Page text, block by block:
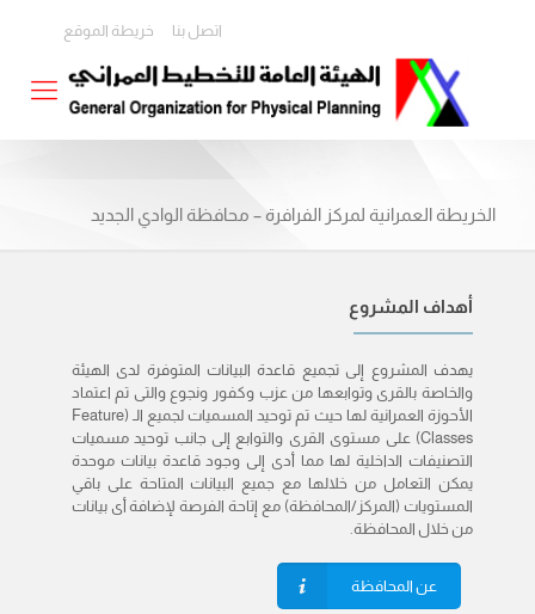
اتصل بنا خريطة الموقع
الخريطة العمرانية لمركز الفرافرة – محافظة الوادي الجديد
أهداف المشروع
يهدف المشروع إلى تجميع قاعدة البيانات المتوفرة لدى الهيئة
والخاصة بالقرى وتوابعها من عزب وكفور ونجوع والتى تم اعتماد
الأحوزة العمرانية لها حيث تم توحيد المسميات لجميع الـ (Feature
Classes) على مستوى القرى والتوابع إلى جانب توحيد مسميات
التصنيفات الداخلية لها مما أدى إلى وجود قاعدة بيانات موحدة
يمكن التعامل من خلالها مع جميع البيانات المتاحة على باقي
المستويات (المركز/المحافظة) مع إتاحة الفرصة لإضافة أى بيانات
من خلال المحافظة.
عن المحافظة